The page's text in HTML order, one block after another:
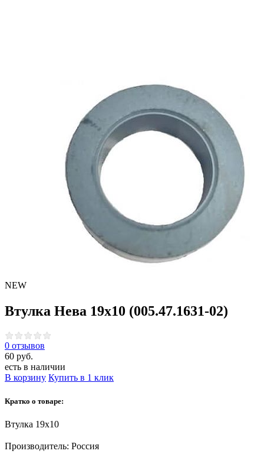
NEW
Втулка Нева 19х10 (005.47.1631-02)
0 отзывов
60 руб.
есть в наличии
В корзину Купить в 1 клик
Кратко о товаре:
Втулка 19х10
Производитель: Россия